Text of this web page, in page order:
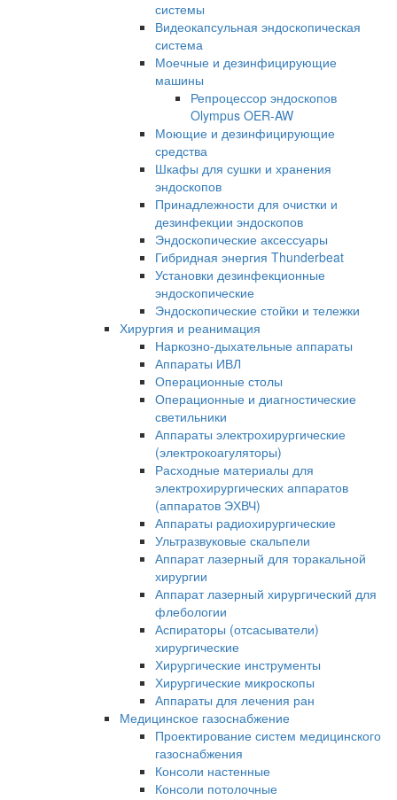
системы
Видеокапсульная эндоскопическая
система
Моечные и дезинфицирующие
машины
Репроцессор эндоскопов
Olympus OER-AW
Моющие и дезинфицирующие
средства
Шкафы для сушки и хранения
эндоскопов
Принадлежности для очистки и
дезинфекции эндоскопов
Эндоскопические аксессуары
Гибридная энергия Thunderbeat
Установки дезинфекционные
эндоскопические
Эндоскопические стойки и тележки
Хирургия и реанимация
Наркозно-дыхательные аппараты
Аппараты ИВЛ
Операционные столы
Операционные и диагностические
светильники
Аппараты электрохирургические
(электрокоагуляторы)
Расходные материалы для
электрохирургических аппаратов
(аппаратов ЭХВЧ)
Аппараты радиохирургические
Ультразвуковые скальпели
Аппарат лазерный для торакальной
хирургии
Аппарат лазерный хирургический для
флебологии
Аспираторы (отсасыватели)
хирургические
Хирургические инструменты
Хирургические микроскопы
Аппараты для лечения ран
Медицинское газоснабжение
Проектирование систем медицинского
газоснабжения
Консоли настенные
Консоли потолочные